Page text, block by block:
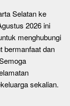
Selatan ke
2026 ini
menghubungi
bermanfaat dan
sekalian.